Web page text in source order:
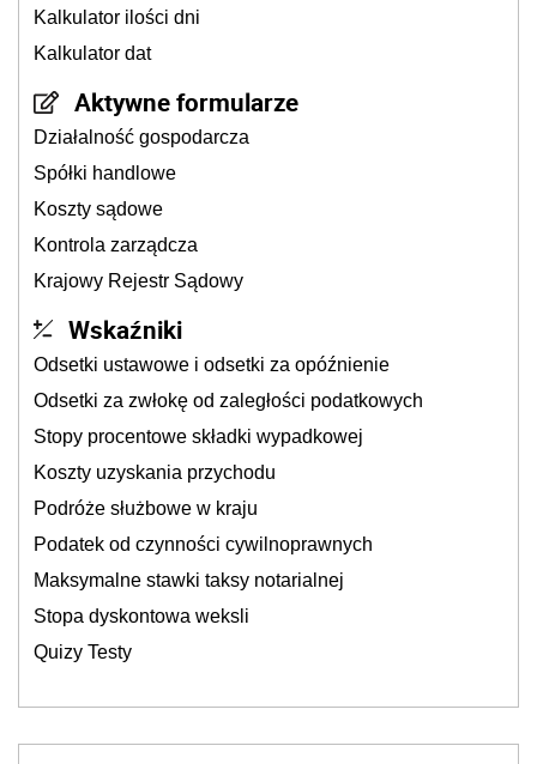
Kalkulator ilości dni
Kalkulator dat
Aktywne formularze
Działalność gospodarcza
Spółki handlowe
Koszty sądowe
Kontrola zarządcza
Krajowy Rejestr Sądowy
Wskaźniki
Odsetki ustawowe i odsetki za opóźnienie
Odsetki za zwłokę od zaległości podatkowych
Stopy procentowe składki wypadkowej
Koszty uzyskania przychodu
Podróże służbowe w kraju
Podatek od czynności cywilnoprawnych
Maksymalne stawki taksy notarialnej
Stopa dyskontowa weksli
Quizy Testy